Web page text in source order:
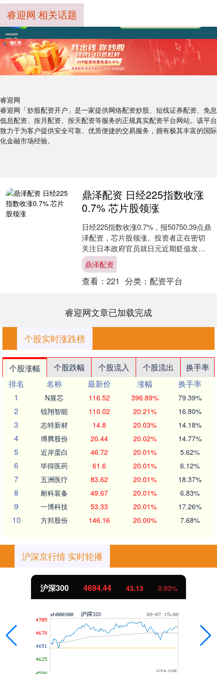
睿迎网
睿迎网「炒股配资开户」是一家提供网络配资炒股、短线证券配资、免息
低息配资、按月配资、按天配资等服务的正规真实配资平台网站。该平台
致力于为客户提供安全可靠、优质便捷的交易服务，拥有极其丰富的国际
化金融市场经验。
睿迎网 相关话题
鼎泽配资 日经225指数收涨
0.7% 芯片股领涨
日经225指数收涨0.7%，报50750.39点鼎
泽配资，芯片股领涨。投资者正在密切
关注日本政府官员就日元近期贬值发表
的任何评论，以及首相高市早苗经济计
划的任何....
鼎泽配资
查看： 221 分类： 配资平台
睿迎网文章已加载完成
个股实时涨跌榜
个股涨幅 个股跌幅 个股流入 个股流出
换手率
排名
名称 最新价 涨幅
换手率
1
N展芯 116.52 396.89% 79.39%
2 锐翔智能 110.02 20.21% 16.80%
3 志特新材 14.8 20.03% 14.18%
4 博腾股份 20.44 20.02% 14.77%
5 近岸蛋白 46.72 20.01% 5.62%
6 毕得医药 61.6 20.01% 6.12%
7 五洲医疗 83.62 20.01% 18.37%
8 耐科装备 49.67 20.01% 6.83%
9 一博科技 53.33 20.01% 17.26%
10 方邦股份 146.16 20.00% 7.68%
沪深京行情 实时轮播
沪深300 4694.44 43.13 0.93%